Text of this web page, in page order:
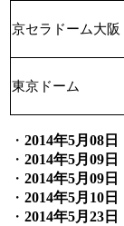
京セラドーム大阪
東京ドーム
・ 2014年5月08日
・ 2014年5月09日
・ 2014年5月09日
・ 2014年5月10日
・ 2014年5月23日